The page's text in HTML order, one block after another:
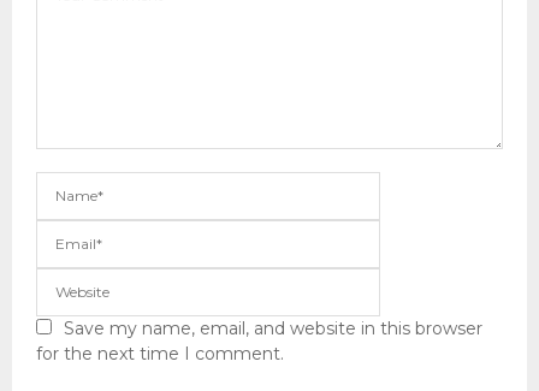
Save my name, email, and website in this browser
for the next time I comment.